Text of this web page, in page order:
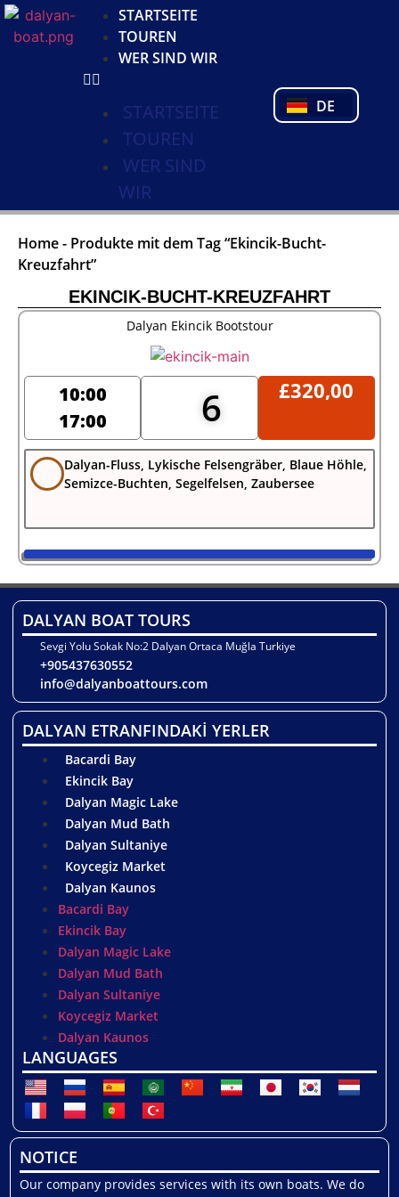
STARTSEITE
TOUREN
WER SIND WIR
STARTSEITE
TOUREN
WER SIND
WIR
DE
PT
TR
Home- Produkte mit dem Tag “Ekincik-Bucht-
Kreuzfahrt”
EKINCIK-BUCHT-KREUZFAHRT
Dalyan Ekincik Bootstour
10:00
17:00
6 £320,00
Dalyan-Fluss, Lykische Felsengräber, Blaue Höhle,
Semizce-Buchten, Segelfelsen, Zaubersee
DALYAN BOAT TOURS
Sevgi Yolu Sokak No:2 Dalyan Ortaca Muğla Turkiye
+905437630552
info@dalyanboattours.com
DALYAN ETRANFINDAKİ YERLER
Bacardi Bay
Ekincik Bay
Dalyan Magic Lake
Dalyan Mud Bath
Dalyan Sultaniye
Koycegiz Market
Dalyan Kaunos
Bacardi Bay
Ekincik Bay
Dalyan Magic Lake
Dalyan Mud Bath
Dalyan Sultaniye
Koycegiz Market
Dalyan Kaunos
LANGUAGES
NOTICE
Our company provides services with its own boats. We do